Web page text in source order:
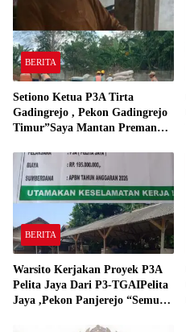
BERITA
Setiono Ketua P3A Tirta
Gadingrejo , Pekon Gadingrejo
Timur”Saya Mantan Preman
Gadingrejo Tahun 2000″
BERITA
Warsito Kerjakan Proyek P3A
Pelita Jaya Dari P3-TGAIPelita
Jaya ,Pekon Panjerejo “Semua